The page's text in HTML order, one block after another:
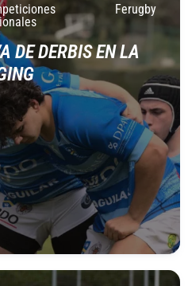
Ferugby
DE DERBIS EN LA